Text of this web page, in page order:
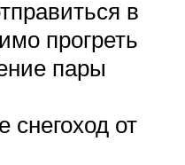
в
прогреть
пары
снегоход от